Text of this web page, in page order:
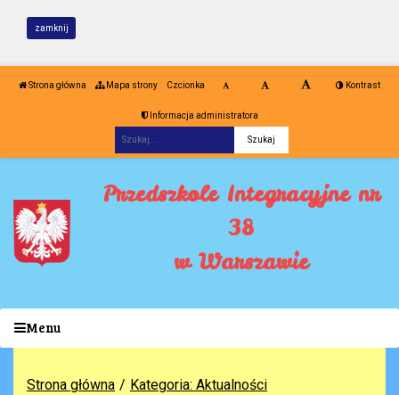
zamknij
Strona główna Mapa strony Czcionka Kontrast
Informacja administratora
Przedszkole Integracyjne nr
38
w Warszawie
Menu
Strona główna
Kategoria: Aktualności